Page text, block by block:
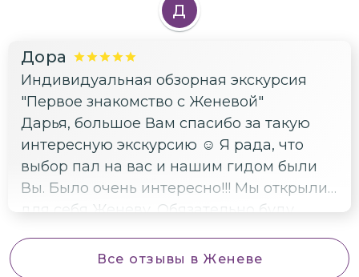
Д
Дора
Индивидуальная обзорная экскурсия
"Первое знакомство с Женевой"
Дарья, большое Вам спасибо за такую
интересную экскурсию ☺️ Я рада, что
выбор пал на вас и нашим гидом были
Вы. Было очень интересно!!! Мы открыли
для себя Женеву. Обязательно буду
Все отзывы в Женеве